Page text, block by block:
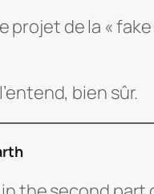
de la « fake
bien sûr.